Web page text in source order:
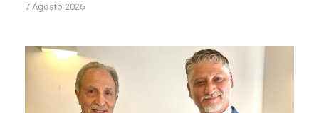
7 Agosto 2026